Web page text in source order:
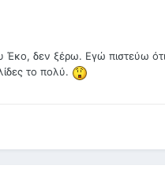
Έκο, δεν ξέρω. Εγώ πιστεύω
το πολύ.